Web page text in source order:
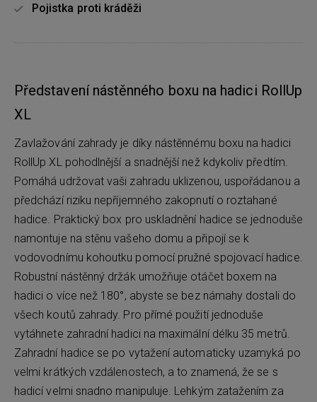
Pojistka proti kráděži
Představení nástěnného boxu na hadici RollUp
XL
Zavlažování zahrady je díky nástěnnému boxu na hadici
RollUp XL pohodlnější a snadnější než kdykoliv předtím.
Pomáhá udržovat vaši zahradu uklizenou, uspořádanou a
předchází riziku nepříjemného zakopnutí o roztahané
hadice. Praktický box pro uskladnění hadice se jednoduše
namontuje na stěnu vašeho domu a připojí se k
vodovodnímu kohoutku pomocí pružné spojovací hadice.
Robustní nástěnný držák umožňuje otáčet boxem na
hadici o více než 180°, abyste se bez námahy dostali do
všech koutů zahrady. Pro přímé použití jednoduše
vytáhnete zahradní hadici na maximální délku 35 metrů.
Zahradní hadice se po vytažení automaticky uzamyká po
velmi krátkých vzdálenostech, a to znamená, že se s
hadicí velmi snadno manipuluje. Lehkým zatažením za